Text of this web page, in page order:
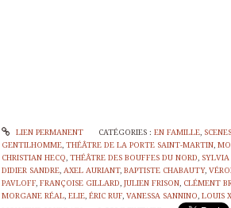
LIEN PERMANENT CATÉGORIES : EN FAMILLE, SCENES
GENTILHOMME, THÉÂTRE DE LA PORTE SAINT-MARTIN,
CHRISTIAN HECQ, THÉÂTRE DES BOUFFES DU NORD, SYLVIA
DIDIER SANDRE, AXEL AURIANT, BAPTISTE CHABAUTY,
PAVLOFF, FRANÇOISE GILLARD, JULIEN FRISON, CLÉMENT
MORGANE RÉAL, ELIE, ÉRIC RUF, VANESSA SANNINO, LOUIS